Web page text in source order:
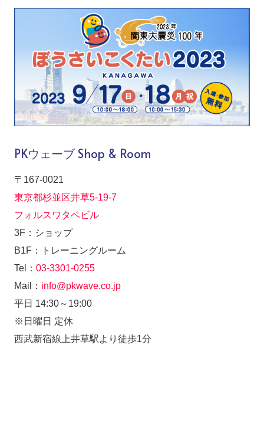
PKウェーブ Shop & Room
〒167-0021
東京都杉並区井草5-19-7
フォルスワタベビル
3F：ショップ
B1F：トレーニングルーム
Tel： 03-3301-0255
Mail： info@pkwave.co.jp
平日 14:30～19:00
※日曜日 定休
西武新宿線上井草駅より徒歩1分